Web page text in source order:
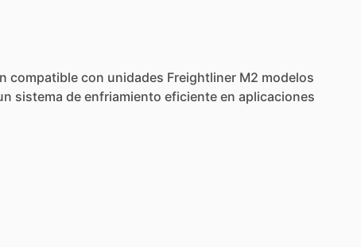
compatible con unidades Freightliner M2 modelos
sistema de enfriamiento eficiente en aplicaciones